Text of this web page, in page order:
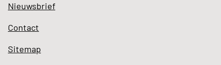
Nieuwsbrief
Contact
Sitemap